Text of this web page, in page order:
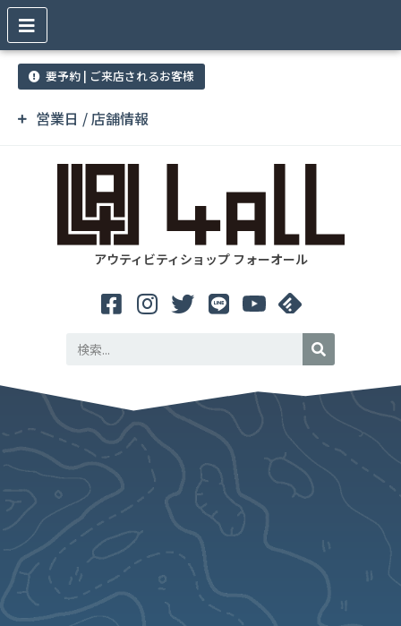
営業日 / 店舗情報
要予約 | ご来店されるお客様
アウティビティショップ フォーオール